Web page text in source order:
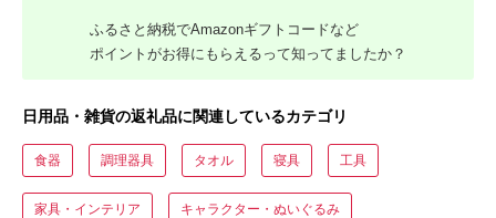
ふるさと納税でAmazonギフトコードなど
ポイントがお得にもらえるって知ってましたか？
日用品・雑貨の返礼品に関連しているカテゴリ
食器 調理器具 タオル 寝具 工具
家具・インテリア キャラクター・ぬいぐるみ